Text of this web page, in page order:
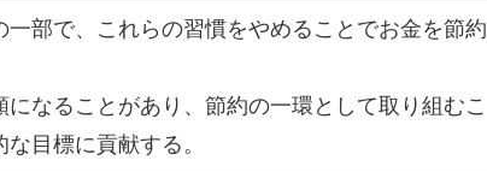
一部で、これらの習慣をやめることでお金を節約
なることがあり、節約の一環として取り組むこ
目標に貢献する。